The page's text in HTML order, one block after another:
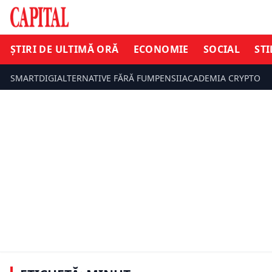
ȘTIRI DE ULTIMĂ ORĂ ECONOMIE SOCIAL
SMARTDIGIALTERNATIVE FĂRĂ FUMPENSIIACADEMIA CRYPTO